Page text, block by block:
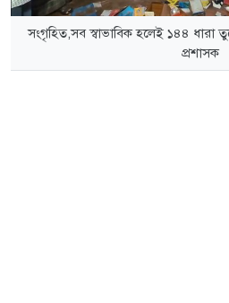
সংগৃহিত,সব স্বাভাবিক হলেই ১৪৪ ধারা
প্রশাসক